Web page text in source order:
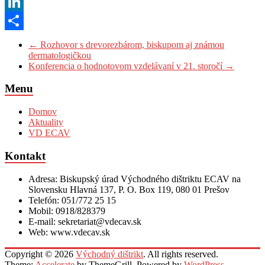
LinkedIn
← Rozhovor s drevorezbárom, biskupom aj známou
dermatologičkou
Konferencia o hodnotovom vzdelávaní v 21. storočí →
Menu
Domov
Aktuality
VD ECAV
Kontakt
Adresa: Biskupský úrad Východného dištriktu ECAV na
Slovensku Hlavná 137, P. O. Box 119, 080 01 Prešov
Telefón: 051/772 25 15
Mobil: 0918/828379
E-mail: sekretariat@vdecav.sk
Web: www.vdecav.sk
Copyright © 2026 Východný dištrikt. All rights reserved.